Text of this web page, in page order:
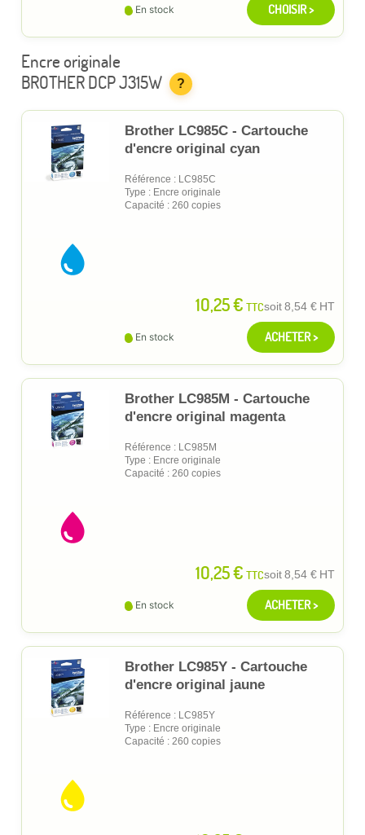
En stock CHOISIR >
Encre originale
BROTHER DCP J315W
?
Brother LC985C - Cartouche
d'encre original cyan
Référence : LC985C
Type : Encre originale
Capacité : 260 copies
10,25 € TTCsoit8,54 € HT
En stock ACHETER >
Brother LC985M - Cartouche
d'encre original magenta
Référence : LC985M
Type : Encre originale
Capacité : 260 copies
10,25 € TTCsoit8,54 € HT
En stock ACHETER >
Brother LC985Y - Cartouche
d'encre original jaune
Référence : LC985Y
Type : Encre originale
Capacité : 260 copies